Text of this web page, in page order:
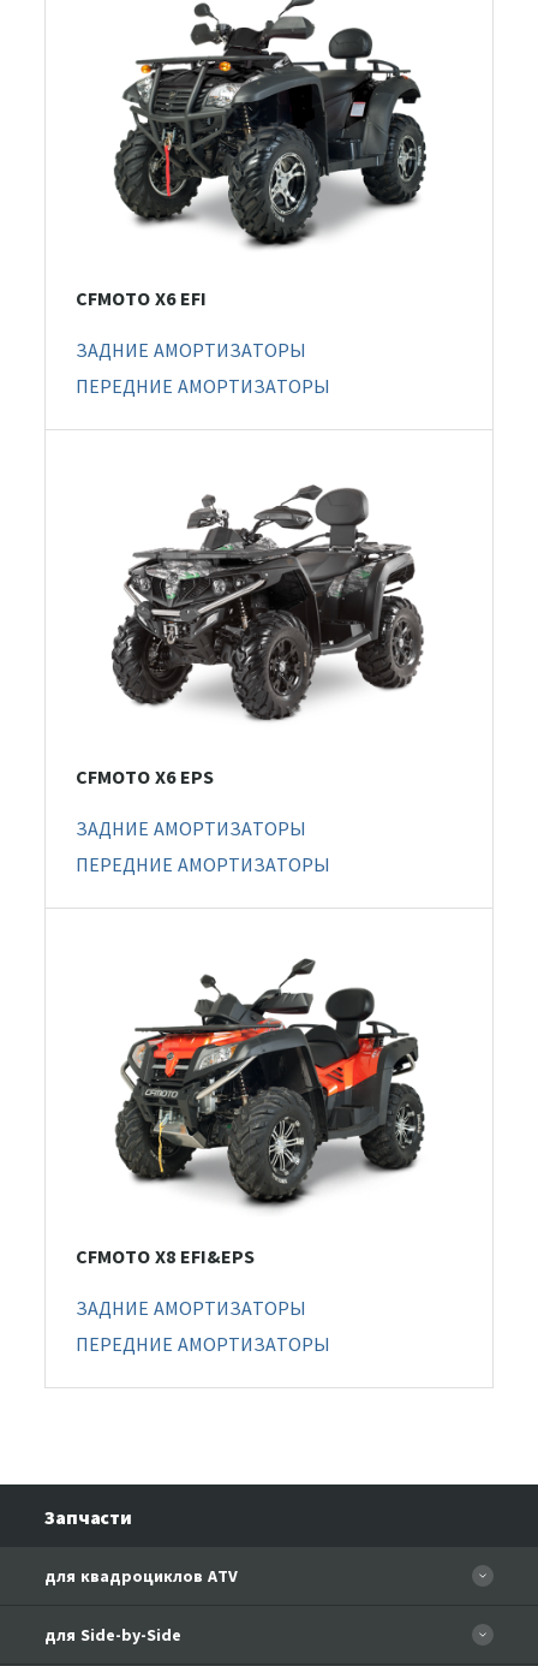
CFMOTO X6 EFI
ЗАДНИЕ АМОРТИЗАТОРЫ
ПЕРЕДНИЕ АМОРТИЗАТОРЫ
CFMOTO X6 EPS
ЗАДНИЕ АМОРТИЗАТОРЫ
ПЕРЕДНИЕ АМОРТИЗАТОРЫ
CFMOTO X8 EFI&EPS
ЗАДНИЕ АМОРТИЗАТОРЫ
ПЕРЕДНИЕ АМОРТИЗАТОРЫ
Запчасти
для квадроциклов ATV
CFORCE 110 EFI
для Side-by-Side